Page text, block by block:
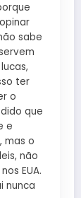
sabe
ter
o
que
e
mas o
não
EUA.
nunca